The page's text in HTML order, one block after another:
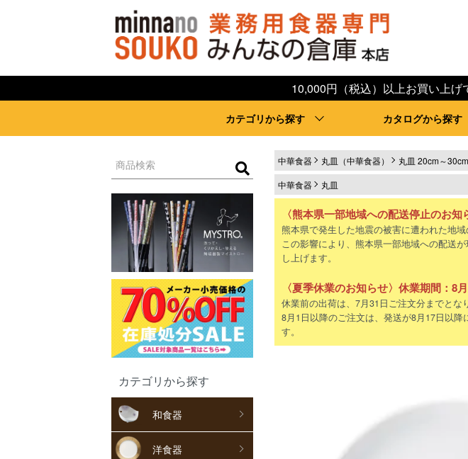
10,000円（税込）以上お買い上げ
カテゴリから探す カタログから探す
カテゴリから探す
和食器
洋食器
中華食器 丸皿（中華食器）
丸皿 20cm～
中華食器
丸皿
〈熊本県一部地域への配送停止のお知
熊本県で発生した地震の被害に遭われた地
この影響により、熊本県一部地域への配送
し上げます。
〈夏季休業のお知らせ〉休業期間：8
休業前の出荷は、7月31日ご注文分までとな
8月1日以降のご注文は、発送が8月17日以
す。